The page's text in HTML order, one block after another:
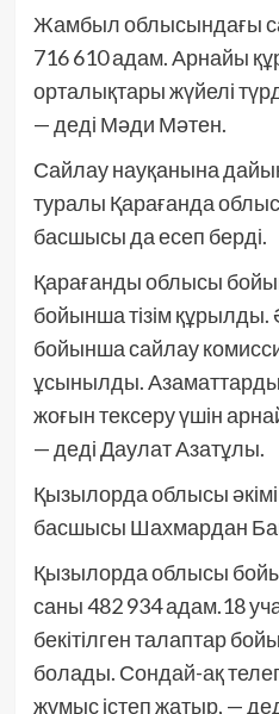
Жамбыл облысындағы
716 610 адам. Арнайы
орталықтары жүйелі
— деді Мәди Мәтен.
Сайлау науқанына
туралы Қарағанда
басшысы да есеп берді.
Қарағанды облысы
бойынша тізім құрылды.
бойынша сайлау
ұсынылды. Азаматтардың
жоғын тексеру үшін
— деді Даулат Азатұлы.
Қызылорда облысы
басшысы Шахмардан
Қызылорда облысы
саны 482 934 адам.18
бекітілген талаптар
болады. Сондай-ақ
жұмыс істеп жатыр, —